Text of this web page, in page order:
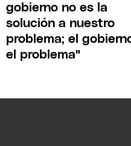
gobierno no es la
solución a nuestro
problema; el
el problema"